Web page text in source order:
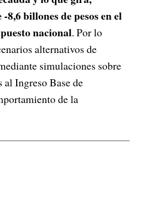
billones de pesos en el
nacional. Por lo
alternativos de
simulaciones sobre
al Ingreso Base de
de la